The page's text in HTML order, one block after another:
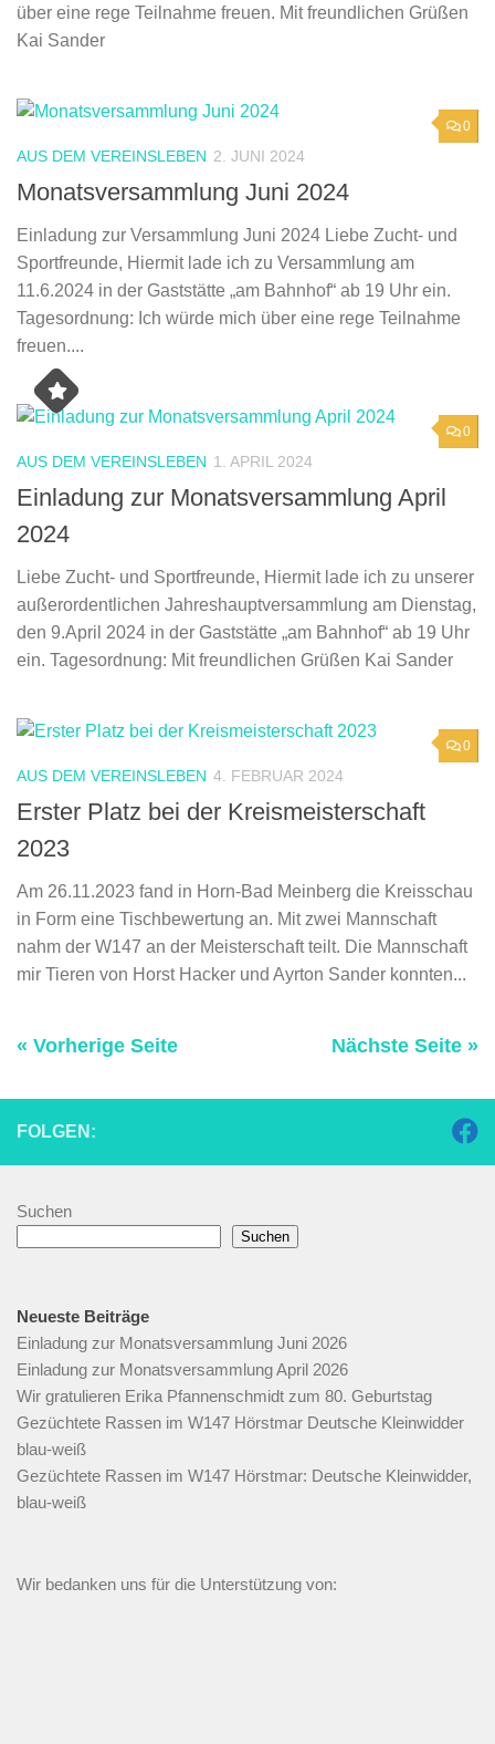
über eine rege Teilnahme freuen. Mit freundlichen Grüßen
Kai Sander
0
AUS DEM VEREINSLEBEN 2. JUNI 2024
Monatsversammlung Juni 2024
Einladung zur Versammlung Juni 2024 Liebe Zucht- und
Sportfreunde, Hiermit lade ich zu Versammlung am
11.6.2024 in der Gaststätte „am Bahnhof“ ab 19 Uhr ein.
Tagesordnung: Ich würde mich über eine rege Teilnahme
freuen....
0
AUS DEM VEREINSLEBEN 1. APRIL 2024
Einladung zur Monatsversammlung April
2024
Liebe Zucht- und Sportfreunde, Hiermit lade ich zu unserer
außerordentlichen Jahreshauptversammlung am Dienstag,
den 9.April 2024 in der Gaststätte „am Bahnhof“ ab 19 Uhr
ein. Tagesordnung: Mit freundlichen Grüßen Kai Sander
0
AUS DEM VEREINSLEBEN 4. FEBRUAR 2024
Erster Platz bei der Kreismeisterschaft
2023
Am 26.11.2023 fand in Horn-Bad Meinberg die Kreisschau
in Form eine Tischbewertung an. Mit zwei Mannschaft
nahm der W147 an der Meisterschaft teilt. Die Mannschaft
mir Tieren von Horst Hacker und Ayrton Sander konnten...
« Vorherige Seite Nächste Seite »
FOLGEN:
Suchen
Suchen
Neueste Beiträge
Einladung zur Monatsversammlung Juni 2026
Einladung zur Monatsversammlung April 2026
Wir gratulieren Erika Pfannenschmidt zum 80. Geburtstag
Gezüchtete Rassen im W147 Hörstmar Deutsche Kleinwidder
blau-weiß
Gezüchtete Rassen im W147 Hörstmar: Deutsche Kleinwidder,
blau-weiß
Wir bedanken uns für die Unterstützung von: